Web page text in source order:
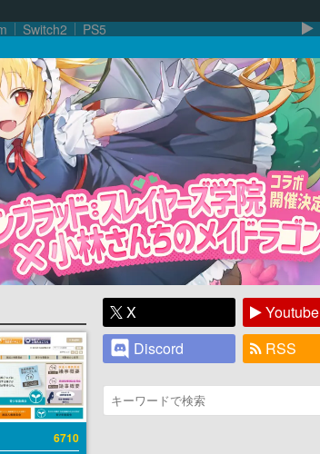
Switch2 PS5
6710
X
Youtube
Discord
RSS